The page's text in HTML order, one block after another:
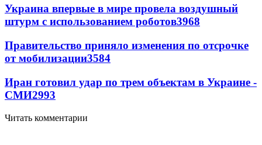
Украина впервые в мире провела воздушный
штурм с использованием роботов3968
Правительство приняло изменения по отсрочке
от мобилизации3584
Иран готовил удар по трем объектам в Украине -
СМИ2993
Читать комментарии